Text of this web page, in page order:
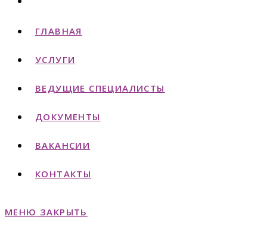
ГЛАВНАЯ
УСЛУГИ
ВЕДУЩИЕ СПЕЦИАЛИСТЫ
ДОКУМЕНТЫ
ВАКАНСИИ
КОНТАКТЫ
МЕНЮ ЗАКРЫТЬ